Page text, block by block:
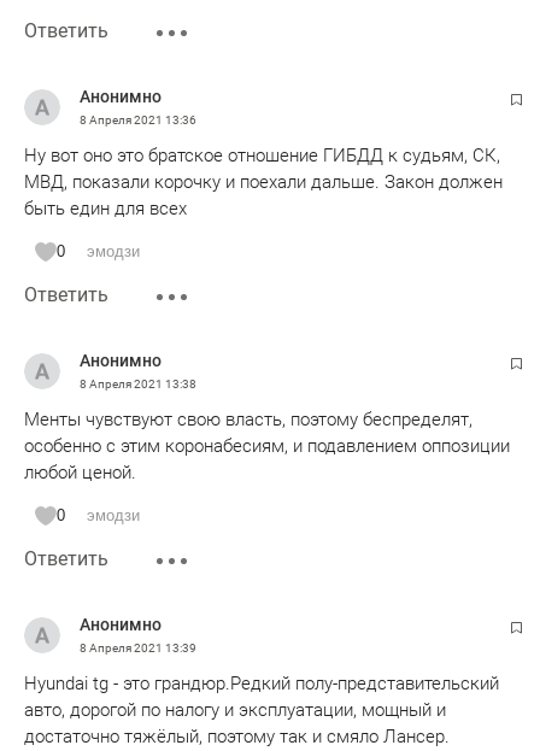
Ответить
Анонимно
8 Апреля 2021 13:36
Ну вот оно это братское отношение ГИБДД к судьям, СК,
МВД, показали корочку и поехали дальше. Закон должен
быть един для всех
0 эмодзи
Ответить
Анонимно
8 Апреля 2021 13:38
Менты чувствуют свою власть, поэтому беспределят,
особенно с этим коронабесиям, и подавлением оппозиции
любой ценой.
0 эмодзи
Ответить
Анонимно
8 Апреля 2021 13:39
Hyundai tg - это грандюр.Редкий полу-представительский
авто, дорогой по налогу и эксплуатации, мощный и
достаточно тяжёлый, поэтому так и смяло Лансер.